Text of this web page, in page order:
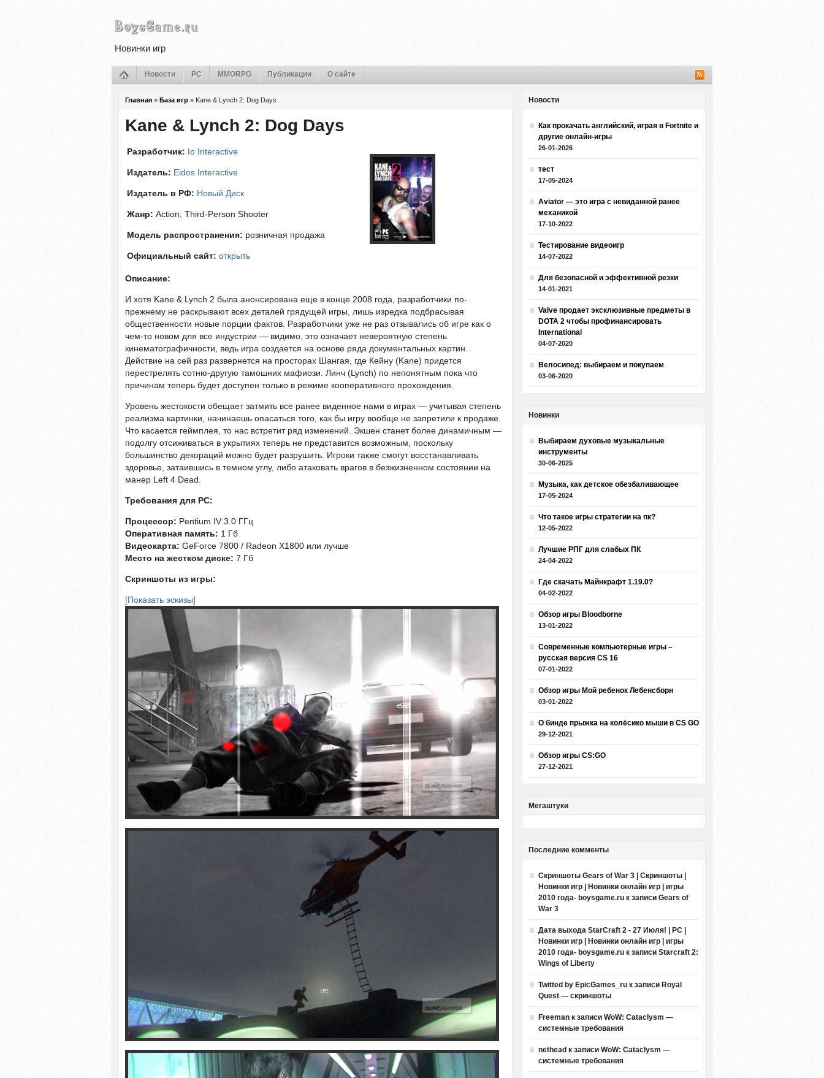
Новинки игр
Новости PC MMORPG Публикации О сайте
Главная » База игр » Kane & Lynch 2: Dog Days
Kane & Lynch 2: Dog Days
Разработчик: Io Interactive
Издатель: Eidos Interactive
Издатель в РФ: Новый Диск
Жанр: Action, Third-Person Shooter
Модель распространения: розничная продажа
Официальный сайт: открыть
Описание:
И хотя Kane & Lynch 2 была анонсирована еще в конце 2008 года, разработчики по-
прежнему не раскрывают всех деталей грядущей игры, лишь изредка подбрасывая
общественности новые порции фактов. Разработчики уже не раз отзывались об игре как о
чем-то новом для все индустрии — видимо, это означает невероятную степень
кинематографичности, ведь игра создается на основе ряда документальных картин.
Действие на сей раз развернется на просторах Шангая, где Кейну (Kane) придется
перестрелять сотню-другую тамошних мафиози. Линч (Lynch) по непонятным пока что
причинам теперь будет доступен только в режиме кооперативного прохождения.
Уровень жестокости обещает затмить все ранее виденное нами в играх — учитывая степень
реализма картинки, начинаешь опасаться того, как бы игру вообще не запретили к продаже.
Что касается геймплея, то нас встретит ряд изменений. Экшен станет более динамичным —
подолгу отсиживаться в укрытиях теперь не представится возможным, поскольку
большинство декораций можно будет разрушить. Игроки также смогут восстанавливать
здоровье, затаившись в темном углу, либо атаковать врагов в безжизненном состоянии на
манер Left 4 Dead.
Требования для PC:
Процессор: Pentium IV 3.0 ГГц
Оперативная память: 1 Гб
Видеокарта: GeForce 7800 / Radeon X1800 или лучше
Место на жестком диске: 7 Гб
Скриншоты из игры:
[Показать эскизы]
Новости
Как прокачать английский, играя в Fortnite и
другие онлайн-игры
26-01-2026
тест
17-05-2024
Aviator — это игра с невиданной ранее
механикой
17-10-2022
Тестирование видеоигр
14-07-2022
Для безопасной и эффективной резки
14-01-2021
Valve продает эксклюзивные предметы в
DOTA 2 чтобы профинансировать
International
04-07-2020
Велосипед: выбираем и покупаем
03-06-2020
Новинки
Выбираем духовые музыкальные
инструменты
30-06-2025
Музыка, как детское обезбаливающее
17-05-2024
Что такое игры стратегии на пк?
12-05-2022
Лучшие РПГ для слабых ПК
24-04-2022
Где скачать Майнкрафт 1.19.0?
04-02-2022
Обзор игры Bloodborne
13-01-2022
Современные компьютерные игры –
русская версия CS 16
07-01-2022
Обзор игры Мой ребенок Лебенсборн
03-01-2022
О бинде прыжка на колёсико мыши в CS GO
29-12-2021
Обзор игры CS:GO
27-12-2021
Мегаштуки
Последние комменты
Скриншоты Gears of War 3 | Скриншоты |
Новинки игр | Новинки онлайн игр | игры
2010 года- boysgame.ru к записи Gears of
War 3
Дата выхода StarCraft 2 - 27 Июля! | PC |
Новинки игр | Новинки онлайн игр | игры
2010 года- boysgame.ru к записи Starcraft 2:
Wings of Liberty
Twitted by EpicGames_ru к записи Royal
Quest — скриншоты
Freeman к записи WoW: Cataclysm —
системные требования
nethead к записи WoW: Cataclysm —
системные требования